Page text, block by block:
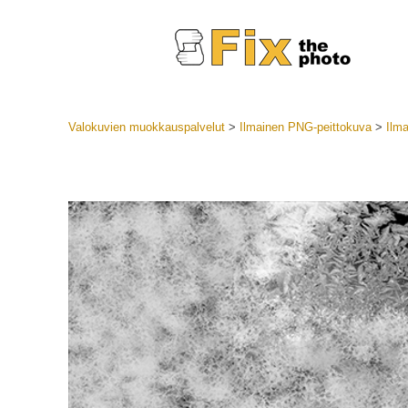
Parhaan
Valokuvien muokkauspalvelut> Ilmainen PNG-peittokuva>